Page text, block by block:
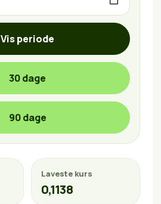
Vis periode
30 dage
90 dage
Laveste kurs
0,1138